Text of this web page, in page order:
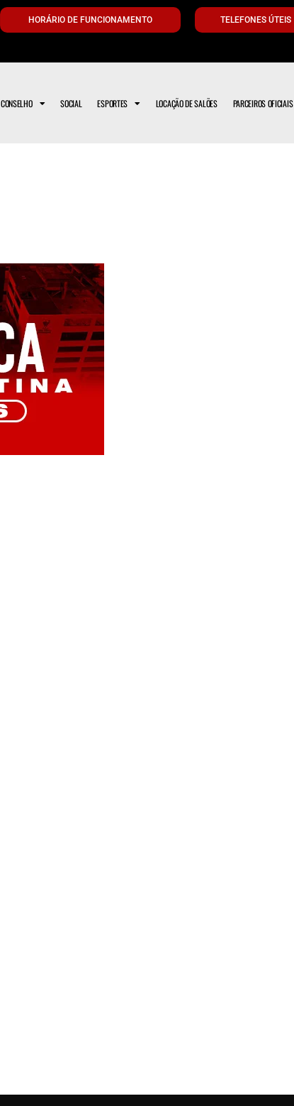
HORÁRIO DE FUNCIONAMENTO TELEFONES ÚTEIS
CONSELHO SOCIAL ESPORTES LOCAÇÃO DE SALÕES PARCEIROS OFICIAIS